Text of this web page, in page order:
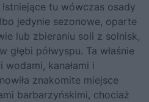
tu wówczas osady
jedynie sezonowe, oparte
lub zbieraniu soli z solnisk,
głębi półwyspu. Ta właśnie
kanałami i
znakomite miejsce
barbarzyńskimi, chociaż